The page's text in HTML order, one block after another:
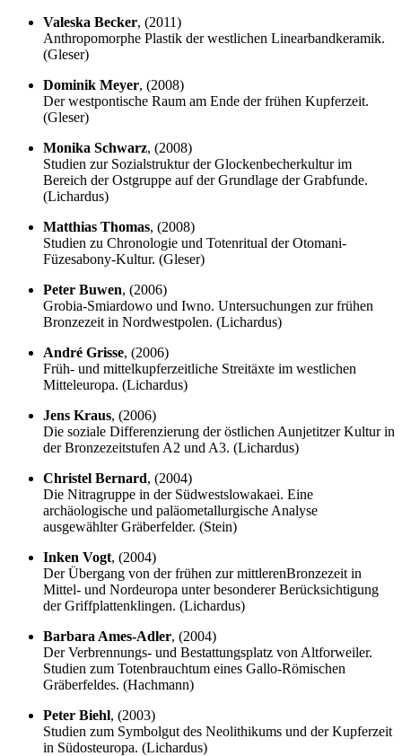
Valeska Becker, (2011)
Anthropomorphe Plastik der westlichen Linearbandkeramik.
(Gleser)
Dominik Meyer, (2008)
Der westpontische Raum am Ende der frühen Kupferzeit.
(Gleser)
Monika Schwarz, (2008)
Studien zur Sozialstruktur der Glockenbecherkultur im
Bereich der Ostgruppe auf der Grundlage der Grabfunde.
(Lichardus)
Matthias Thomas, (2008)
Studien zu Chronologie und Totenritual der Otomani-
Füzesabony-Kultur. (Gleser)
Peter Buwen, (2006)
Grobia-Smiardowo und Iwno. Untersuchungen zur frühen
Bronzezeit in Nordwestpolen. (Lichardus)
André Grisse, (2006)
Früh- und mittelkupferzeitliche Streitäxte im westlichen
Mitteleuropa. (Lichardus)
Jens Kraus, (2006)
Die soziale Differenzierung der östlichen Aunjetitzer Kultur in
der Bronzezeitstufen A2 und A3. (Lichardus)
Christel Bernard, (2004)
Die Nitragruppe in der Südwestslowakaei. Eine
archäologische und paläometallurgische Analyse
ausgewählter Gräberfelder. (Stein)
Inken Vogt, (2004)
Der Übergang von der frühen zur mittlerenBronzezeit in
Mittel- und Nordeuropa unter besonderer Berücksichtigung
der Griffplattenklingen. (Lichardus)
Barbara Ames-Adler, (2004)
Der Verbrennungs- und Bestattungsplatz von Altforweiler.
Studien zum Totenbrauchtum eines Gallo-Römischen
Gräberfeldes. (Hachmann)
Peter Biehl, (2003)
Studien zum Symbolgut des Neolithikums und der Kupferzeit
in Südosteuropa. (Lichardus)